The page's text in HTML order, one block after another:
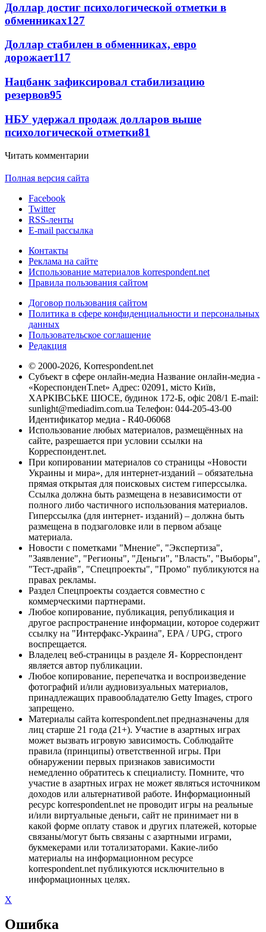
Доллар достиг психологической отметки в
обменниках127
Доллар стабилен в обменниках, евро
дорожает117
Нацбанк зафиксировал стабилизацию
резервов95
НБУ удержал продаж долларов выше
психологической отметки81
Читать комментарии
Полная версия сайта
Facebook
Twitter
RSS-ленты
E-mail рассылка
Контакты
Реклама на сайте
Использование материалов korrespondent.net
Правила пользования сайтом
Договор пользования сайтом
Политика в сфере конфиденциальности и персональных
данных
Пользовательское соглашение
Редакция
© 2000-2026, Korrespondent.net
Субъект в сфере онлайн-медиа Название онлайн-медиа -
«КореспонденТ.net» Адрес: 02091, місто Київ,
ХАРКІВСЬКЕ ШОСЕ, будинок 172-Б, офіс 208/1 E-mail:
sunlight@mediadim.com.ua Телефон: 044-205-43-00
Идентификатор медиа - R40-06068
Использование любых материалов, размещённых на
сайте, разрешается при условии ссылки на
Корреспондент.net.
При копировании материалов со страницы «Новости
Украины и мира», для интернет-изданий – обязательна
прямая открытая для поисковых систем гиперссылка.
Ссылка должна быть размещена в независимости от
полного либо частичного использования материалов.
Гиперссылка (для интернет- изданий) – должна быть
размещена в подзаголовке или в первом абзаце
материала.
Новости с пометками "Мнение", "Экспертиза",
"Заявление", "Регионы", "Деньги", "Власть", "Выборы",
"Тест-драйв", "Спецпроекты", "Промо" публикуются на
правах рекламы.
Раздел Спецпроекты создается совместно с
коммерческими партнерами.
Любое копирование, публикация, републикация и
другое распространение информации, которое содержит
ссылку на "Интерфакс-Украина", EPA / UPG, строго
воспрещается.
Владелец веб-страницы в разделе Я- Корреспондент
является автор публикации.
Любое копирование, перепечатка и воспроизведение
фотографий и/или аудиовизуальных материалов,
принадлежащих правообладателю Getty Images, строго
запрещено.
Материалы сайта korrespondent.net предназначены для
лиц старше 21 года (21+). Участие в азартных играх
может вызвать игровую зависимость. Соблюдайте
правила (принципы) ответственной игры. При
обнаружении первых признаков зависимости
немедленно обратитесь к специалисту. Помните, что
участие в азартных играх не может являться источником
доходов или альтернативой работе. Информационный
ресурс korrespondent.net не проводит игры на реальные
и/или виртуальные деньги, сайт не принимает ни в
какой форме оплату ставок и других платежей, которые
связаны/могут быть связаны с азартными играми,
букмекерами или тотализаторами. Какие-либо
материалы на информационном ресурсе
korrespondent.net публикуются исключительно в
информационных целях.
X
Ошибка